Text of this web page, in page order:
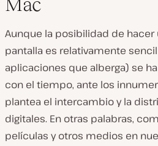
Aunque la posibilidad de hacer
pantalla es relativamente
aplicaciones que alberga) se
con el tiempo, ante los
plantea el intercambio y la
digitales. En otras palabras,
películas y otros medios en